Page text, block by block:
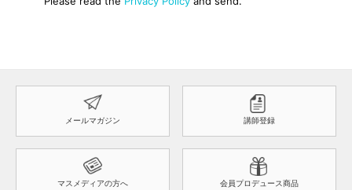
メールマガジン 講師登録
マスメディアの方へ 会員プロデュース商品